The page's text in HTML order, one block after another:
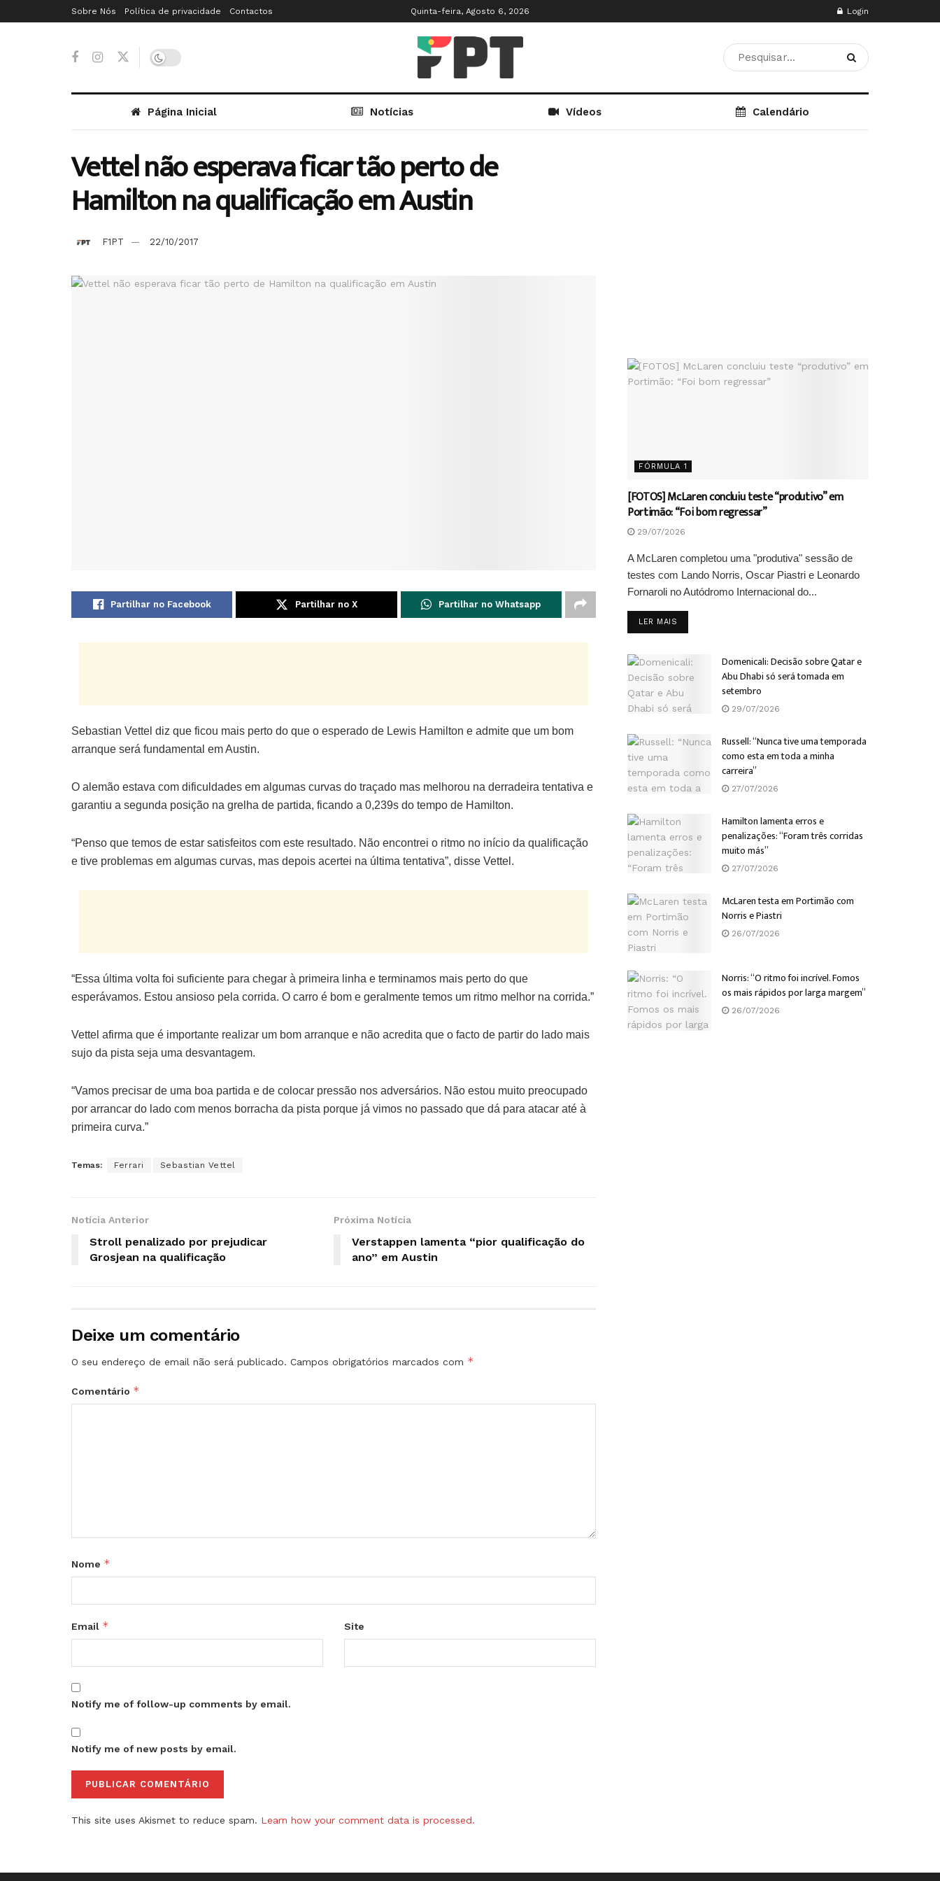
Sobre Nós Política de privacidade Contactos Quinta-feira, Agosto 6, 2026 Login
Página Inicial Notícias Vídeos Calendário
Vettel não esperava ficar tão perto de
Hamilton na qualificação em Austin
F1PT 22/10/2017
Partilhar no Facebook Partilhar no X Partilhar no Whatsapp
Sebastian Vettel diz que ficou mais perto do que o esperado de Lewis Hamilton e admite que um bom
arranque será fundamental em Austin.
O alemão estava com dificuldades em algumas curvas do traçado mas melhorou na derradeira tentativa e
garantiu a segunda posição na grelha de partida, ficando a 0,239s do tempo de Hamilton.
“Penso que temos de estar satisfeitos com este resultado. Não encontrei o ritmo no início da qualificação
e tive problemas em algumas curvas, mas depois acertei na última tentativa”, disse Vettel.
“Essa última volta foi suficiente para chegar à primeira linha e terminamos mais perto do que
esperávamos. Estou ansioso pela corrida. O carro é bom e geralmente temos um ritmo melhor na corrida.”
Vettel afirma que é importante realizar um bom arranque e não acredita que o facto de partir do lado mais
sujo da pista seja uma desvantagem.
“Vamos precisar de uma boa partida e de colocar pressão nos adversários. Não estou muito preocupado
por arrancar do lado com menos borracha da pista porque já vimos no passado que dá para atacar até à
primeira curva.”
Temas: Ferrari Sebastian Vettel
Notícia Anterior
Stroll penalizado por prejudicar
Grosjean na qualificação
Próxima Notícia
Verstappen lamenta “pior qualificação do
ano” em Austin
Deixe um comentário
O seu endereço de email não será publicado. Campos obrigatórios marcados com *
Comentário *
Nome *
Email * Site
Notify me of follow-up comments by email.
Notify me of new posts by email.
This site uses Akismet to reduce spam. Learn how your comment data is processed.
FÓRMULA 1
[FOTOS] McLaren concluiu teste “produtivo” em
Portimão: “Foi bom regressar”
29/07/2026
A McLaren completou uma "produtiva" sessão de
testes com Lando Norris, Oscar Piastri e Leonardo
Fornaroli no Autódromo Internacional do...
LER MAIS
Domenicali: Decisão sobre Qatar e
Abu Dhabi só será tomada em
setembro
29/07/2026
Russell: “Nunca tive uma temporada
como esta em toda a minha
carreira”
27/07/2026
Hamilton lamenta erros e
penalizações: “Foram três corridas
muito más”
27/07/2026
McLaren testa em Portimão com
Norris e Piastri
26/07/2026
Norris: “O ritmo foi incrível. Fomos
os mais rápidos por larga margem”
26/07/2026